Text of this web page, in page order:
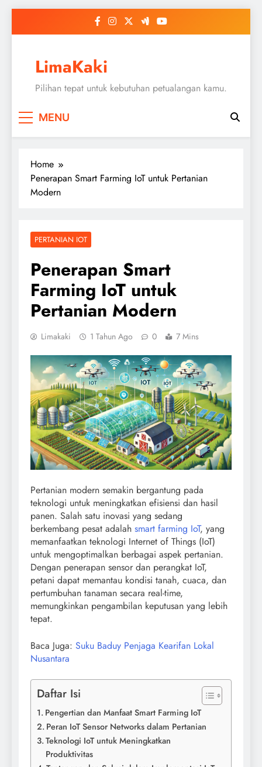
LimaKaki
Pilihan tepat untuk kebutuhan petualangan kamu.
MENU
Home
Penerapan Smart Farming IoT untuk Pertanian
Modern
PERTANIAN IOT
Penerapan Smart
Farming IoT untuk
Pertanian Modern
Limakaki 1 Tahun Ago 0 7 Mins
Pertanian modern semakin bergantung pada
teknologi untuk meningkatkan efisiensi dan hasil
panen. Salah satu inovasi yang sedang
berkembang pesat adalah smart farming IoT, yang
memanfaatkan teknologi Internet of Things (IoT)
untuk mengoptimalkan berbagai aspek pertanian.
Dengan penerapan sensor dan perangkat IoT,
petani dapat memantau kondisi tanah, cuaca, dan
pertumbuhan tanaman secara real-time,
memungkinkan pengambilan keputusan yang lebih
tepat.
Baca Juga: Suku Baduy Penjaga Kearifan Lokal
Nusantara
Daftar Isi
Pengertian dan Manfaat Smart Farming IoT
Peran IoT Sensor Networks dalam Pertanian
Teknologi IoT untuk Meningkatkan
Produktivitas